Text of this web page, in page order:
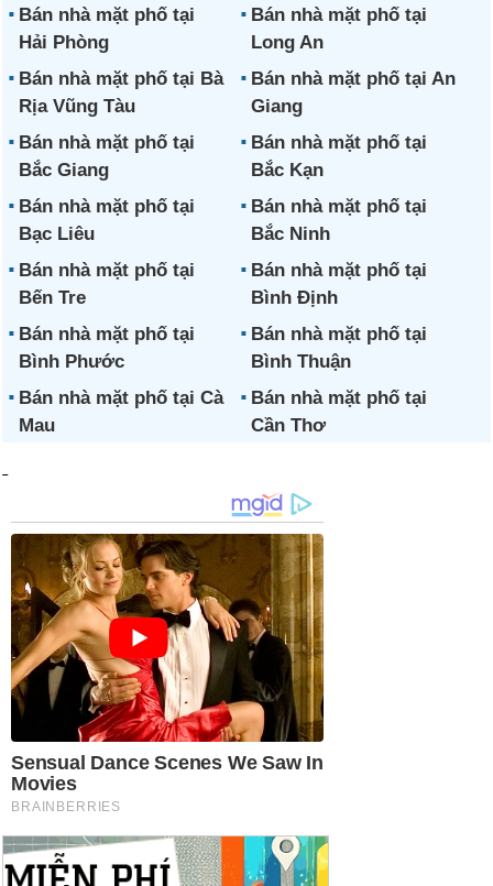
Bán nhà mặt phố tại
Hải Phòng
Bán nhà mặt phố tại
Long An
Bán nhà mặt phố tại Bà
Rịa Vũng Tàu
Bán nhà mặt phố tại An
Giang
Bán nhà mặt phố tại
Bắc Giang
Bán nhà mặt phố tại
Bắc Kạn
Bán nhà mặt phố tại
Bạc Liêu
Bán nhà mặt phố tại
Bắc Ninh
Bán nhà mặt phố tại
Bến Tre
Bán nhà mặt phố tại
Bình Định
Bán nhà mặt phố tại
Bình Phước
Bán nhà mặt phố tại
Bình Thuận
Bán nhà mặt phố tại Cà
Mau
Bán nhà mặt phố tại
Cần Thơ